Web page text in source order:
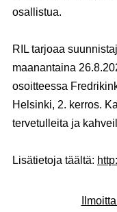
osallistua.
RIL tarjoaa
maanantaina
osoitteessa
Helsinki, 2. kerros.
tervetulleita ja
Lisätietoja täältä: